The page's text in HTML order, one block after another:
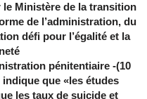
Ministère de la transition
de l’administration, du
défi pour l’égalité et la
pénitentiaire
que «les études
les taux de suicide et